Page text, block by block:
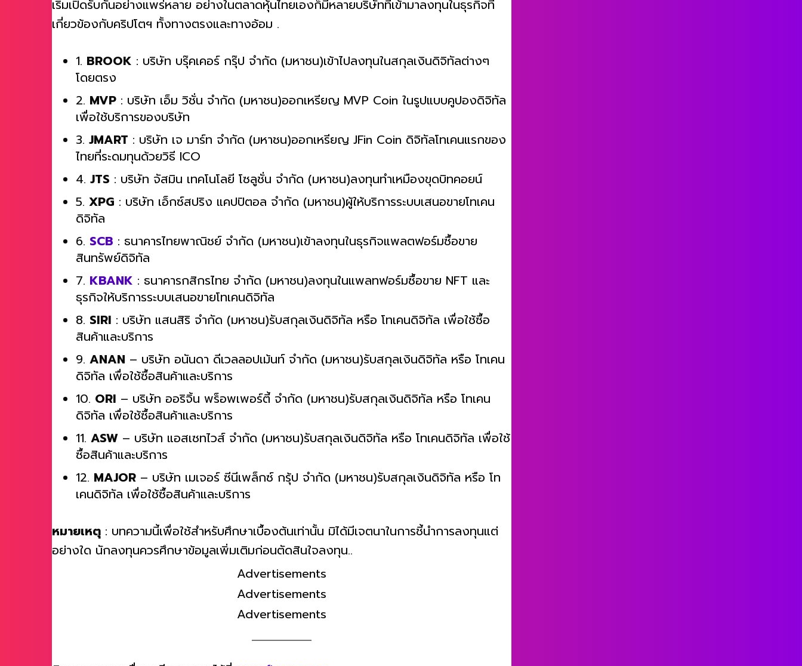
เริ่มเปิดรับกันอย่างแพร่หลาย อย่างในตลาดหุ้นไทยเองก็มีหลายบริษัทที่เข้ามาลงทุนในธุรกิจที่
เกี่ยวข้องกับคริปโตฯ ทั้งทางตรงและทางอ้อม .
1. BROOK : บริษัท บรุ๊คเคอร์ กรุ๊ป จำกัด (มหาชน)เข้าไปลงทุนในสกุลเงินดิจิทัลต่างๆ
โดยตรง
2.MVP : บริษัท เอ็ม วิชั่น จำกัด (มหาชน)ออกเหรียญ MVP Coin ในรูปแบบคูปองดิจิทัล
เพื่อใช้บริการของบริษัท
3. JMART : บริษัท เจ มาร์ท จำกัด (มหาชน)ออกเหรียญ JFin Coin ดิจิทัลโทเคนแรกของ
ไทยที่ระดมทุนด้วยวิธี ICO
4. JTS : บริษัท จัสมิน เทคโนโลยี โซลูชั่น จำกัด (มหาชน)ลงทุนทำเหมืองขุดบิทคอยน์
5. XPG : บริษัท เอ็กซ์สปริง แคปปิตอล จำกัด (มหาชน)ผู้ให้บริการระบบเสนอขายโทเคน
ดิจิทัล
6. SCB : ธนาคารไทยพาณิชย์ จำกัด (มหาชน)เข้าลงทุนในธุรกิจแพลตฟอร์มซื้อขาย
สินทรัพย์ดิจิทัล
7. KBANK : ธนาคารกสิกรไทย จำกัด (มหาชน)ลงทุนในแพลทฟอร์มซื้อขาย NFT และ
ธุรกิจให้บริการระบบเสนอขายโทเคนดิจิทัล
8. SIRI : บริษัท แสนสิริ จำกัด (มหาชน)รับสกุลเงินดิจิทัล หรือ โทเคนดิจิทัล เพื่อใช้ซื้อ
สินค้าและบริการ
9. ANAN – บริษัท อนันดา ดีเวลลอปเม้นท์ จำกัด (มหาชน)รับสกุลเงินดิจิทัล หรือ โทเคน
ดิจิทัล เพื่อใช้ซื้อสินค้าและบริการ
10. ORI– บริษัท ออริจิ้น พร็อพเพอร์ตี้ จำกัด (มหาชน)รับสกุลเงินดิจิทัล หรือ โทเคน
ดิจิทัล เพื่อใช้ซื้อสินค้าและบริการ
11. ASW – บริษัท แอสเซทไวส์ จำกัด (มหาชน)รับสกุลเงินดิจิทัล หรือ โทเคนดิจิทัล เพื่อใช้
ซื้อสินค้าและบริการ
12. MAJOR– บริษัท เมเจอร์ ซีนีเพล็กซ์ กรุ้ป จำกัด (มหาชน)รับสกุลเงินดิจิทัล หรือ โท
เคนดิจิทัล เพื่อใช้ซื้อสินค้าและบริการ
หมายเหตุ : บทความนี้เพื่อใช้สำหรับศึกษาเบื้องต้นเท่านั้น มิได้มีเจตนาในการชี้นำการลงทุนแต่
อย่างใด นักลงทุนควรศึกษาข้อมูลเพิ่มเติมก่อนตัดสินใจลงทุน..
Advertisements
Advertisements
Advertisements